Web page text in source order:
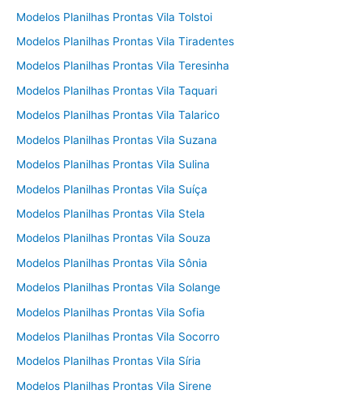
Modelos Planilhas Prontas Vila Tolstoi
Modelos Planilhas Prontas Vila Tiradentes
Modelos Planilhas Prontas Vila Teresinha
Modelos Planilhas Prontas Vila Taquari
Modelos Planilhas Prontas Vila Talarico
Modelos Planilhas Prontas Vila Suzana
Modelos Planilhas Prontas Vila Sulina
Modelos Planilhas Prontas Vila Suíça
Modelos Planilhas Prontas Vila Stela
Modelos Planilhas Prontas Vila Souza
Modelos Planilhas Prontas Vila Sônia
Modelos Planilhas Prontas Vila Solange
Modelos Planilhas Prontas Vila Sofia
Modelos Planilhas Prontas Vila Socorro
Modelos Planilhas Prontas Vila Síria
Modelos Planilhas Prontas Vila Sirene